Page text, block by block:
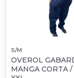
S/M
OVEROL
MANGA CORTA